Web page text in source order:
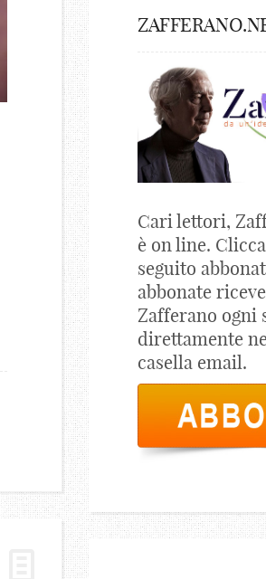
Cari lettori,
è on line.
seguito
abbonate
Zafferano ogni
direttamente
casella email.